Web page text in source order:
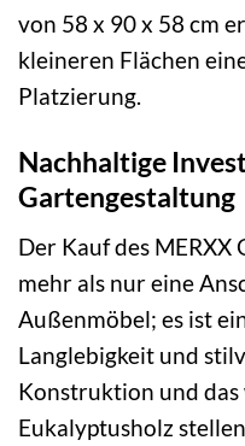
von 58 x 90 x 58 cm
kleineren Flächen
Platzierung.
Nachhaltige
Gartengestaltung
Der Kauf des MERXX
mehr als nur eine
Außenmöbel; es ist
Langlebigkeit und
Konstruktion und
Eukalyptusholz